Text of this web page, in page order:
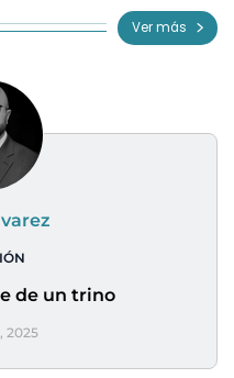
Ver más
de un trino
2025